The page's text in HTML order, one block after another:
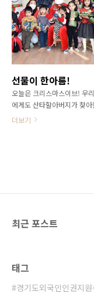
선물이 한아름!
오늘은 크리스마스이브! 우
에게도 산타할아버지가 찾아
다. 산타할아버지는 누구도 차
더보기
최근 포스트
태그
경기도외국인인권지원